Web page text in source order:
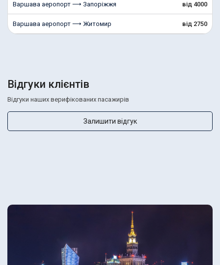
Варшава аеропорт ⟶ Запоріжжя від 4000
Варшава аеропорт ⟶ Житомир від 2750
Відгуки клієнтів
Відгуки наших верифікованих пасажирів
Залишити відгук